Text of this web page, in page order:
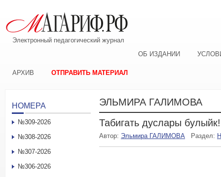
Электронный педагогический журнал
ОБ ИЗДАНИИ
АРХИВ ОТПРАВИТЬ МАТЕРИАЛ
ЭЛЬМИРА ГАЛИМОВА
Табигать дуслары булыйк!
Автор: Эльмира ГАЛИМОВА Раздел:
НОМЕРА
№309-2026
№308-2026
№307-2026
№306-2026